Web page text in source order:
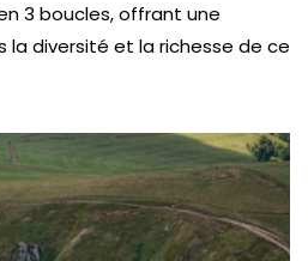
3 boucles, offrant une
diversité et la richesse de ce